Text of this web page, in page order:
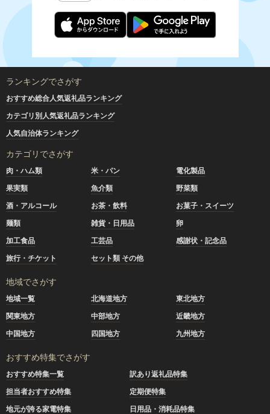
ランキングでさがす
おすすめ総合人気返礼品ランキング
カテゴリ別人気返礼品ランキング
人気自治体ランキング
カテゴリでさがす
肉・ハム類 米・パン
電化製品
果実類
魚介類
野菜類
酒・アルコール
お茶・飲料
お菓子・スイーツ
麺類
雑貨・日用品
卵
加工食品
工芸品
感謝状・記念品
旅行・チケット
セット類 その他
地域でさがす
地域一覧 北海道地方
東北地方
関東地方
中部地方
近畿地方
中国地方
四国地方 九州地方
おすすめ特集でさがす
おすすめ特集一覧
訳あり返礼品特集
担当者おすすめ特集
定期便特集
地元が誇る家電特集
日用品・消耗品特集